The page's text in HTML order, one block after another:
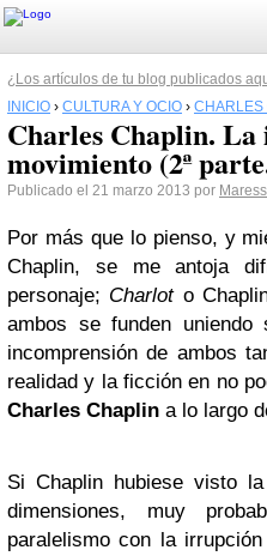
¿Los artículos de tu blog publicados
INICIO › CULTURA Y OCIO › CHARLES
Charles Chaplin.
movimiento (2ª
Publicado el 21 marzo 2013 por
Por más que lo pienso, y
Chaplin, se me antoja
personaje; Charloto
ambos se funden
incomprensión de ambos
realidad y la ficción en no
Charles Chaplin a lo largo
Si Chaplin hubiese visto
dimensiones, muy
paralelismo con la